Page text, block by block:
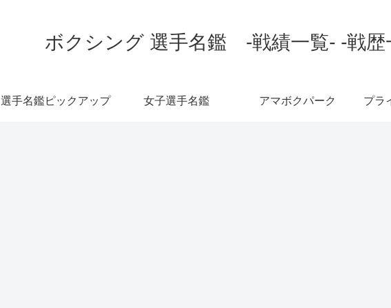
ボクシング 選手名鑑 -戦績一覧- -戦歴
選手名鑑ピックアップ 女子選手名鑑 アマボクパーク プラ